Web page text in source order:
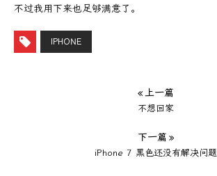
不过我用下来也足够满意了。
IPHONE
« 上一篇
不想回家
下一篇 »
iPhone 7 黑色还没有解决问题